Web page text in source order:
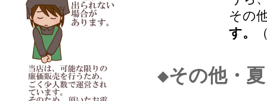
その
す。
◆その他・